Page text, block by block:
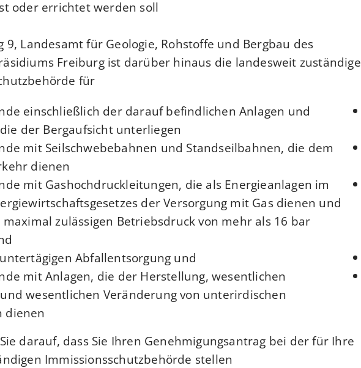
oder errichtet werden soll.
9, Landesamt für Geologie, Rohstoffe und Bergbau des
Freiburg ist darüber hinaus die landesweit zuständige
für
einschließlich der darauf befindlichen Anlagen und
der Bergaufsicht unterliegen,
mit Seilschwebebahnen und Standseilbahnen, die dem
dienen,
mit Gashochdruckleitungen, die als Energieanlagen im
der Versorgung mit Gas dienen und
zulässigen Betriebsdruck von mehr als 16 bar
Abfallentsorgung und
mit Anlagen, die der Herstellung, wesentlichen
wesentlichen Veränderung von unterirdischen
darauf, dass Sie Ihren Genehmigungsantrag bei der für Ihre
Immissionsschutzbehörde stellen.